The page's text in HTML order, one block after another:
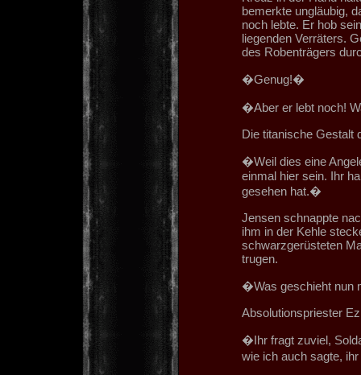
bemerkte ungläubig,
noch lebte. Er hob
liegenden Verräters.
des Robenträgers
�Genug!�
�Aber er lebt noch!
Die titanische Gestalt
�Weil dies eine
einmal hier sein. Ihr
gesehen hat.�
Jensen schnappte
ihm in der Kehle
schwarzgerüsteten
trugen.
�Was geschieht nun
Absolutionspriester
�Ihr fragt zuviel,
wie ich auch sagte,